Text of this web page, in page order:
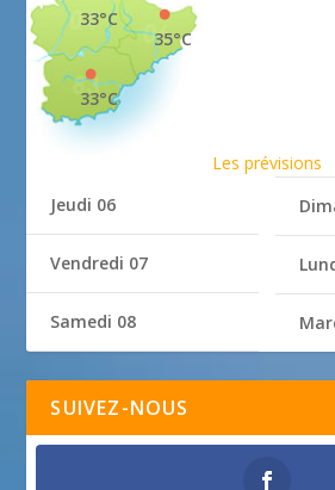
35°C
33°C
33°C
Les prévisions
Jeudi 06
Vendredi 07
Samedi 08
SUIVEZ-NOUS